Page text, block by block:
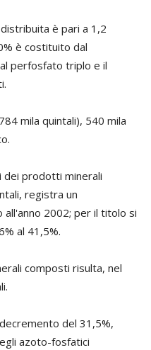
è pari a 1,2
è costituito dal
perfosfato triplo e il
mila quintali), 540 mila
dei prodotti minerali
registra un
2002; per il titolo si
al 41,5%.
composti risulta, nel
del 31,5%,
azoto-fosfatici